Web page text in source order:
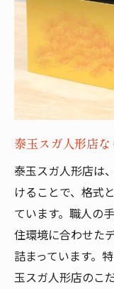
泰玉スガ人形店
泰玉スガ人形店は
けることで、格式
ています。職人の
住環境に合わせた
詰まっています。
玉スガ人形店のこ